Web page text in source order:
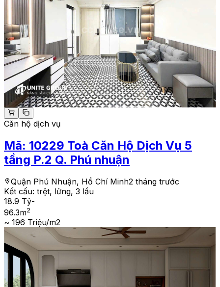
Căn hộ dịch vụ
Mã: 10229 Toà Căn Hộ Dịch Vụ 5
tầng P.2 Q. Phú nhuận
Quận Phú Nhuận, Hồ Chí Minh2 tháng trước
Kết cấu: trệt, lửng, 3 lầu
18.9 Tỷ-
96.3m2
~ 196 Triệu/m2